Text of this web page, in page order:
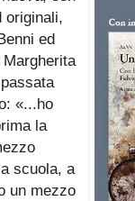
originali,
ed
«...ho
la
scuola, a
un mezzo